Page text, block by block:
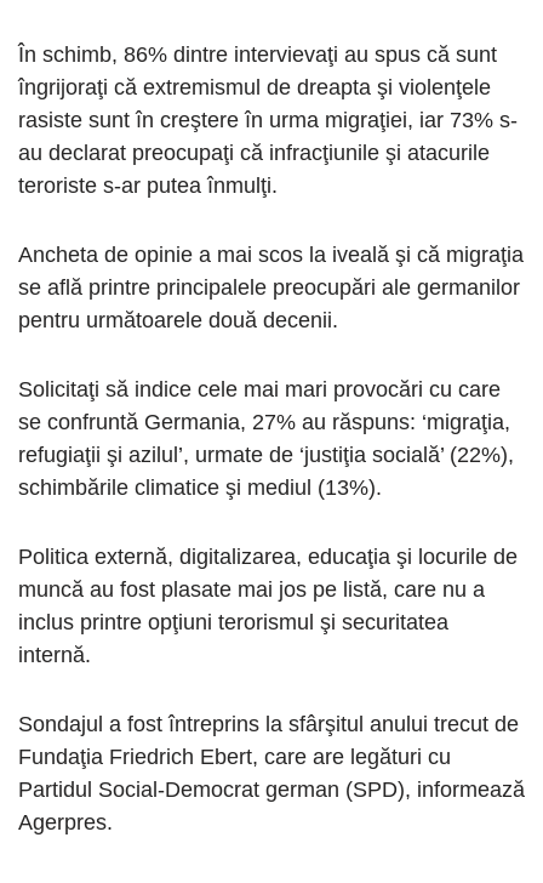
În schimb, 86% dintre intervievaţi au spus că sunt
îngrijoraţi că extremismul de dreapta şi violenţele
rasiste sunt în creştere în urma migraţiei, iar 73% s-
au declarat preocupaţi că infracţiunile şi atacurile
teroriste s-ar putea înmulţi.
Ancheta de opinie a mai scos la iveală şi că migraţia
se află printre principalele preocupări ale germanilor
pentru următoarele două decenii.
Solicitaţi să indice cele mai mari provocări cu care
se confruntă Germania, 27% au răspuns: ‘migraţia,
refugiaţii şi azilul’, urmate de ‘justiţia socială’ (22%),
schimbările climatice şi mediul (13%).
Politica externă, digitalizarea, educaţia şi locurile de
muncă au fost plasate mai jos pe listă, care nu a
inclus printre opţiuni terorismul şi securitatea
internă.
Sondajul a fost întreprins la sfârşitul anului trecut de
Fundaţia Friedrich Ebert, care are legături cu
Partidul Social-Democrat german (SPD), informează
Agerpres.